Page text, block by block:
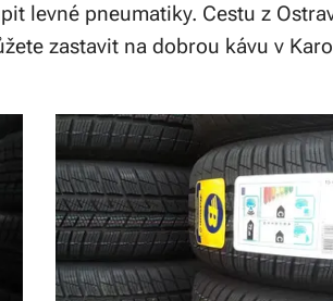
levné pneumatiky. Cestu z
zastavit na dobrou kávu v